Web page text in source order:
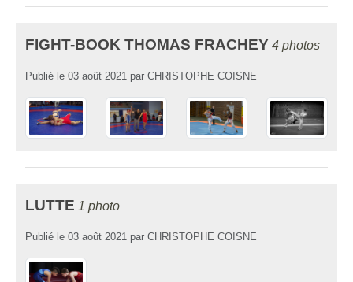
FIGHT-BOOK THOMAS FRACHEY 4 photos
Publié le 03 août 2021 par CHRISTOPHE COISNE
LUTTE 1 photo
Publié le 03 août 2021 par CHRISTOPHE COISNE